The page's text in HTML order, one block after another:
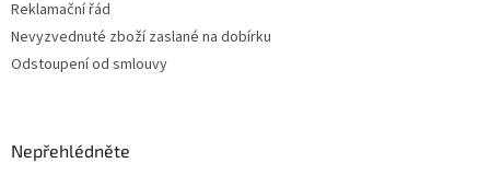
Reklamační řád
Nevyzvednuté zboží zaslané na dobírku
Odstoupení od smlouvy
Nepřehlédněte